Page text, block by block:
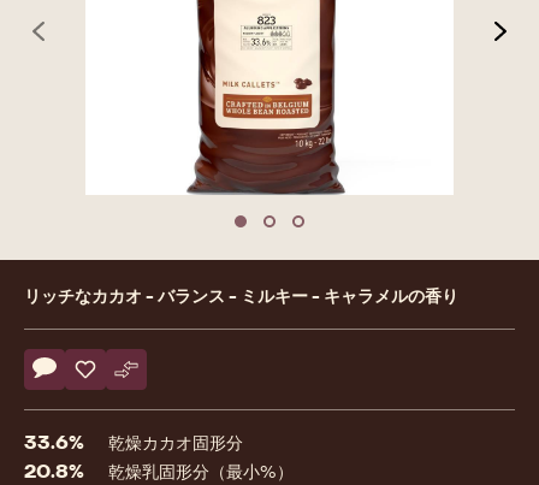
previous
Move to slide 1
Move to slide 2
Move to slide 3
Product
information
リッチなカカオ - バランス - ミルキー - キャラメルの香り
Actions
コメント
- 823保存
- 823比較
- 823
33.6% 乾燥カカオ固形分
20.8% 乾燥乳固形分（最小%）